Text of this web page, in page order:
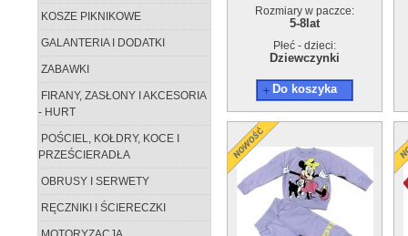
KOSZE PIKNIKOWE
GALANTERIA I DODATKI
ZABAWKI
FIRANY, ZASŁONY I AKCESORIA
- HURT
POŚCIEL, KOŁDRY, KOCE I
PRZEŚCIERADŁA
OBRUSY I SERWETY
RĘCZNIKI I ŚCIERECZKI
Rozmiary w paczce:
5-8lat
Płeć - dzieci:
Dziewczynki
Do koszyka